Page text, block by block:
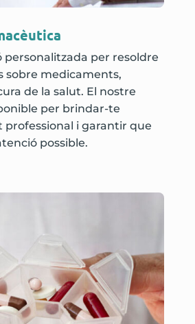
personalitzada per resoldre
sobre medicaments,
de la salut. El nostre
per brindar-te
professional i garantir que
possible.